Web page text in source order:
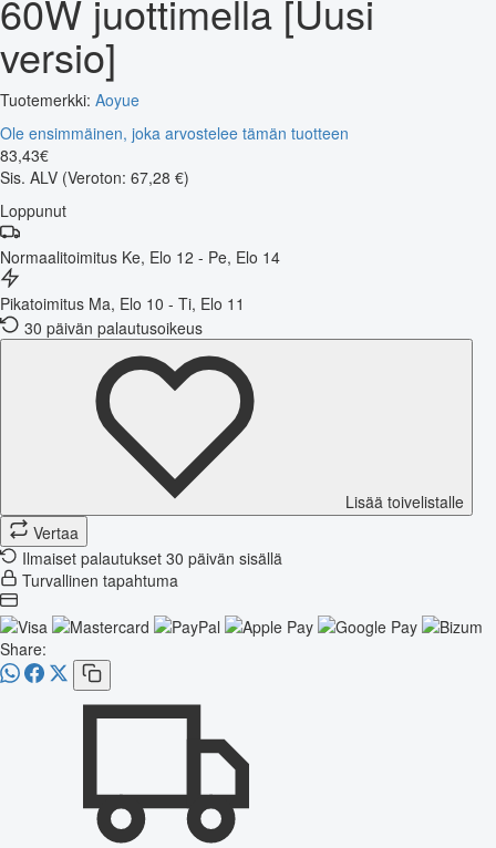
60W juottimella [Uusi
versio]
Tuotemerkki: Aoyue
Ole ensimmäinen, joka arvostelee tämän tuotteen
83,43€
Sis. ALV (Veroton: 67,28 €)
Loppunut
Normaalitoimitus Ke, Elo 12 - Pe, Elo 14
Pikatoimitus Ma, Elo 10 - Ti, Elo 11
30 päivän palautusoikeus
Lisää toivelistalle
Vertaa
Ilmaiset palautukset 30 päivän sisällä
Turvallinen tapahtuma
Share: